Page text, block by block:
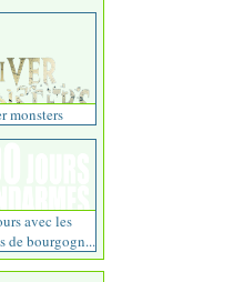
monsters
avec les
de bourgogn...